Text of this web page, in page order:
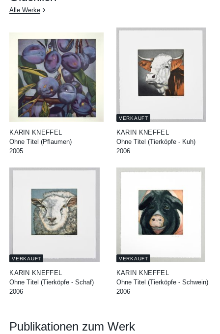
Alle Werke
KARIN KNEFFEL
Ohne Titel (Pflaumen)
2005
VERKAUFT
KARIN KNEFFEL
Ohne Titel (Tierköpfe - Kuh)
2006
VERKAUFT
KARIN KNEFFEL
Ohne Titel (Tierköpfe - Schaf)
2006
VERKAUFT
KARIN KNEFFEL
Ohne Titel (Tierköpfe - Schwein)
2006
Publikationen zum Werk